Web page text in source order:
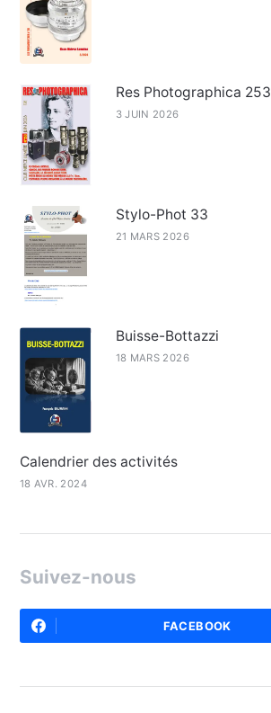
Res Photographica 253
3 JUIN 2026
Stylo-Phot 33
21 MARS 2026
Buisse-Bottazzi
18 MARS 2026
Calendrier des activités
18 AVR. 2024
Suivez-nous
FACEBOOK